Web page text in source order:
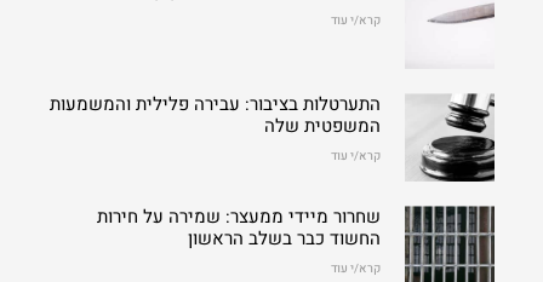
קרא/י עוד
התערטלות בציבור: עבירה פלילית והמשמעות
המשפטית שלה
קרא/י עוד
שחרור מיידי ממעצר: שמירה על חירות
החשוד כבר בשלב הראשון
קרא/י עוד